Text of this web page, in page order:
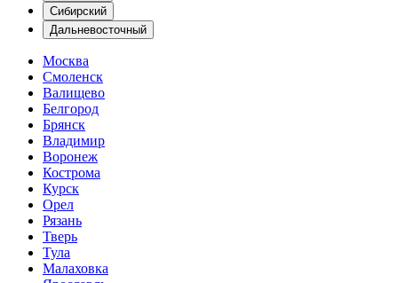
Сибирский
Дальневосточный
Москва
Смоленск
Валищево
Белгород
Брянск
Владимир
Воронеж
Кострома
Курск
Орел
Рязань
Тверь
Тула
Малаховка